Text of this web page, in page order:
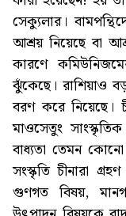
সেক্যুলার।
আশ্রয় নিয়েছে বা
কারণে
ঝুঁকেছে। রাশিয়াও
বরণ করে নিয়েছে।
মাওসেতুং
বাধ্যতা তেমন
সংস্কৃতি চীনারা
গুণগত বিষয়,